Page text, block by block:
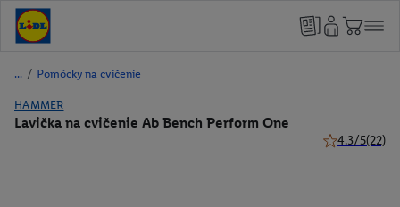
/ Pomôcky na cvičenie
HAMMER
Lavička na cvičenie Ab Bench Perform One
4.3/5(22)